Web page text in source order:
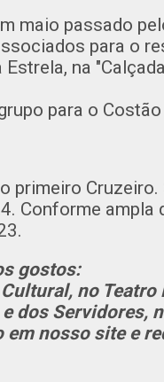
maio passado
para o
na
para o
primeiro
Conforme ampla
gostos:
no
dos Servidores,
nosso site e